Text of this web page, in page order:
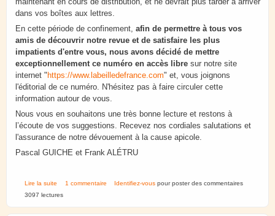
dans vos boîtes aux lettres.
En cette période de confinement, afin de permettre à tous vos
amis de découvrir notre revue et de satisfaire les plus
impatients d'entre vous, nous avons décidé de mettre
exceptionnellement ce numéro en accès libre sur notre site
internet " https://www.labeilledefrance.com" et, vous joignons
l'éditorial de ce numéro. N'hésitez pas à faire circuler cette
information autour de vous.
Nous vous en souhaitons une très bonne lecture et restons à
l’écoute de vos suggestions. Recevez nos cordiales salutations et
l'assurance de notre dévouement à la cause apicole.
Pascal GUICHE et Frank ALÉTRU
Lire la suite de Avril 2020. La revue " L'abeille de France" est disponible en ligne.
1 commentaire Identifiez-vous pour poster des commentaires
3097 lectures